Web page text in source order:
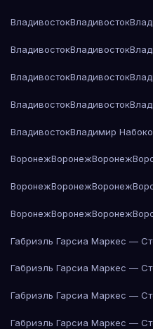
ВладивостокВладивосток
ВладивостокВладивосток
ВладивостокВладивосток
ВладивостокВладивосток
ВладивостокВладимир
ВоронежВоронежВоронеж
ВоронежВоронежВоронеж
ВоронежВоронежВоронеж
Габриэль Гарсиа Маркес —
Габриэль Гарсиа Маркес —
Габриэль Гарсиа Маркес —
Габриэль Гарсиа Маркес —